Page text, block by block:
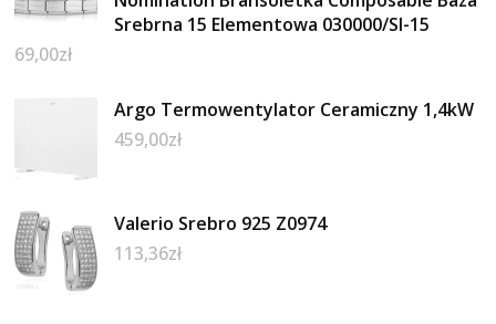
Srebrna 15 Elementowa 030000/SI-15
69,00zł
Argo Termowentylator Ceramiczny 1,4kW
459,00zł
Valerio Srebro 925 Z0974
113,36zł